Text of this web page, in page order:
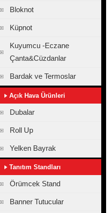
Bloknot
Küpnot
Kuyumcu -Eczane
Çanta&Cüzdanlar
Bardak ve Termoslar
Açık Hava Ürünleri
Dubalar
Roll Up
Yelken Bayrak
Tanıtım Standları
Örümcek Stand
Banner Tutucular